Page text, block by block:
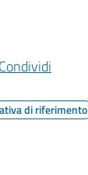
Condividi
di riferimento